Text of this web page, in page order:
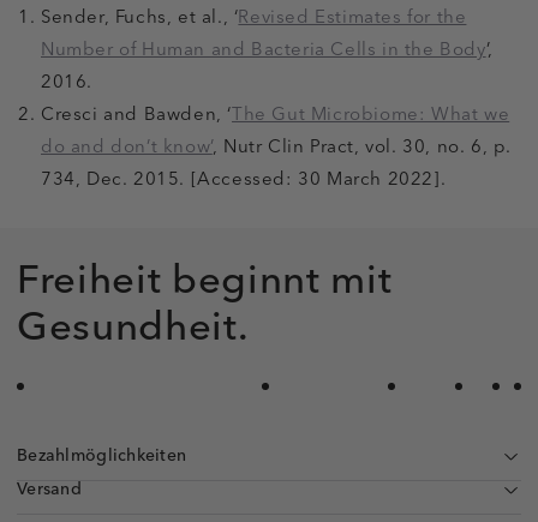
Sender, Fuchs, et al., ‘Revised Estimates for the
Number of Human and Bacteria Cells in the Body’,
2016.
Cresci and Bawden, ‘The Gut Microbiome: What we
do and don’t know’, Nutr Clin Pract, vol. 30, no. 6, p.
734, Dec. 2015. [Accessed: 30 March 2022].
Freiheit beginnt mit
Gesundheit.
Bezahlmöglichkeiten
Versand